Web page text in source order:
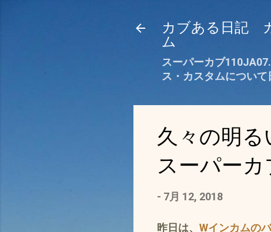
カブある日記
ム
スーパーカブ
ス・カスタムについ
久々の明
スーパーカ
- 7月 12, 2018
昨日は、 Wインカムの